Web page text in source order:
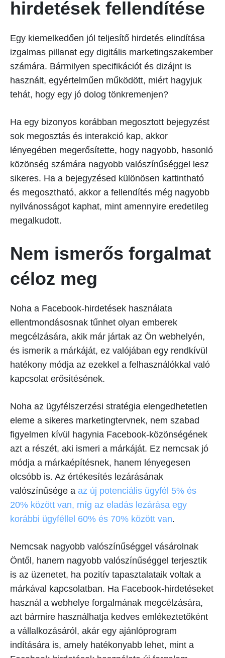
hirdetések fellendítése
Egy kiemelkedően jól teljesítő hirdetés elindítása
izgalmas pillanat egy digitális marketingszakember
számára. Bármilyen specifikációt és dizájnt is
használt, egyértelműen működött, miért hagyjuk
tehát, hogy egy jó dolog tönkremenjen?
Ha egy bizonyos korábban megosztott bejegyzést
sok megosztás és interakció kap, akkor
lényegében megerősítette, hogy nagyobb, hasonló
közönség számára nagyobb valószínűséggel lesz
sikeres. Ha a bejegyzésed különösen kattintható
és megosztható, akkor a fellendítés még nagyobb
nyilvánosságot kaphat, mint amennyire eredetileg
megalkudott.
Nem ismerős forgalmat
céloz meg
Noha a Facebook-hirdetések használata
ellentmondásosnak tűnhet olyan emberek
megcélzására, akik már jártak az Ön webhelyén,
és ismerik a márkáját, ez valójában egy rendkívül
hatékony módja az ezekkel a felhasználókkal való
kapcsolat erősítésének.
Noha az ügyfélszerzési stratégia elengedhetetlen
eleme a sikeres marketingtervnek, nem szabad
figyelmen kívül hagynia Facebook-közönségének
azt a részét, aki ismeri a márkáját. Ez nemcsak jó
módja a márkaépítésnek, hanem lényegesen
olcsóbb is. Az értékesítés lezárásának
valószínűsége a az új potenciális ügyfél 5% és
20% között van, míg az eladás lezárása egy
korábbi ügyféllel 60% és 70% között van.
Nemcsak nagyobb valószínűséggel vásárolnak
Öntől, hanem nagyobb valószínűséggel terjesztik
is az üzenetet, ha pozitív tapasztalataik voltak a
márkával kapcsolatban. Ha Facebook-hirdetéseket
használ a webhelye forgalmának megcélzására,
azt bármire használhatja kedves emlékeztetőként
a vállalkozásáról, akár egy ajánlóprogram
indítására is, amely hatékonyabb lehet, mint a